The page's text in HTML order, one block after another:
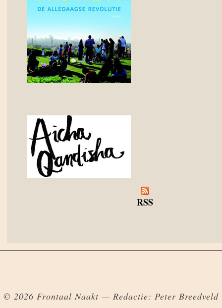
RSS
© 2026 Frontaal Naakt — Redactie: Peter Breedveld